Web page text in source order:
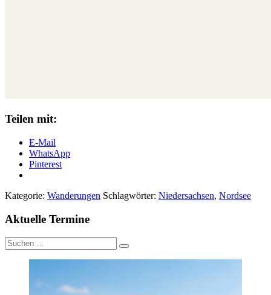
Teilen mit:
E-Mail
WhatsApp
Pinterest
Kategorie: Wanderungen Schlagwörter: Niedersachsen, Nordsee
Aktuelle Termine
Suche
nach: